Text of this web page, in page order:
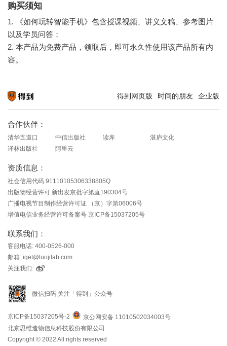
购买须知
1. 《如何玩转智能手机》包含授课视频、讲义文稿、参考图片
以及学员问答；
2. 本产品为免费产品，领取后，即可永久性使用该产品所有内
容。
得到网页版 时间的朋友 企业版
合作伙伴：
清华五道口 中信出版社 读库
湛庐文化
译林出版社
阿里云
资质信息：
社会信用代码 91110105306338805Q
出版物经营许可 新出发京批字第直190304号
广播电视节目制作经营许可证 （京）字第06006号
增值电信业务经营许可备案号 京ICP备15037205号
联系我们：
客服电话: 400-0526-000
邮箱: iget@luojilab.com
关注我们:
微信扫码 关注「得到」公众号
京ICP备15037205号-2
京公网安备 11010502034003号
北京思维造物信息科技股份有限公司
Copyright © 2022 All rights reserved